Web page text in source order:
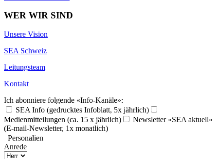
WER WIR SIND
Unsere Vision
SEA Schweiz
Leitungsteam
Kontakt
Ich abonniere folgende «Info-Kanäle»:
SEA Info (gedrucktes Infoblatt, 5x jährlich)
Medienmitteilungen (ca. 15 x jährlich)
Newsletter «SEA aktuell»
(E-mail-Newsletter, 1x monatlich)
Personalien
Anrede